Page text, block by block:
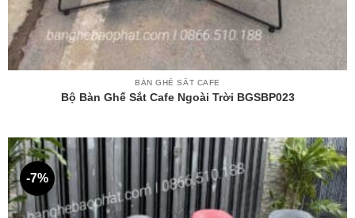
BÀN GHẾ SẮT CAFE
Bộ Bàn Ghế Sắt Cafe Ngoài Trời BGSBP023
-7%